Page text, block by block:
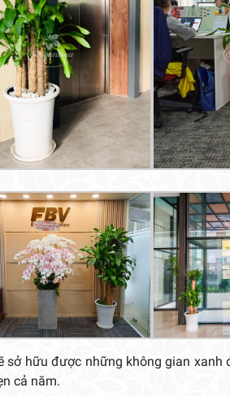
sở hữu được những không gian xanh
cả năm.